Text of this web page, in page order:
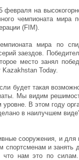
на
чемпионата
(FIM).
мира по
заездов.
место занял
Today.
будет такая
Мы видим
В этом году
в наилучшем
сооружения, и
и занять
что нам это по